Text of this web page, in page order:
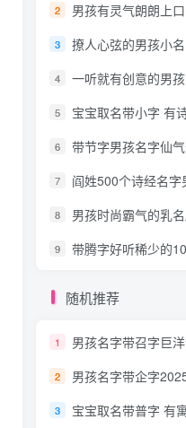
2 男孩有灵气朗朗上
3 撩人心弦的男孩小名
4 一听就有创意的男
5 宝宝取名带小字 有
6 带节字男孩名字仙
7 阎姓500个诗经名字
8 男孩时尚霸气的乳
9 带腾字好听稀少的
随机推荐
1 男孩名字带召字巨
2 男孩名字带企字
3 宝宝取名带普字 有